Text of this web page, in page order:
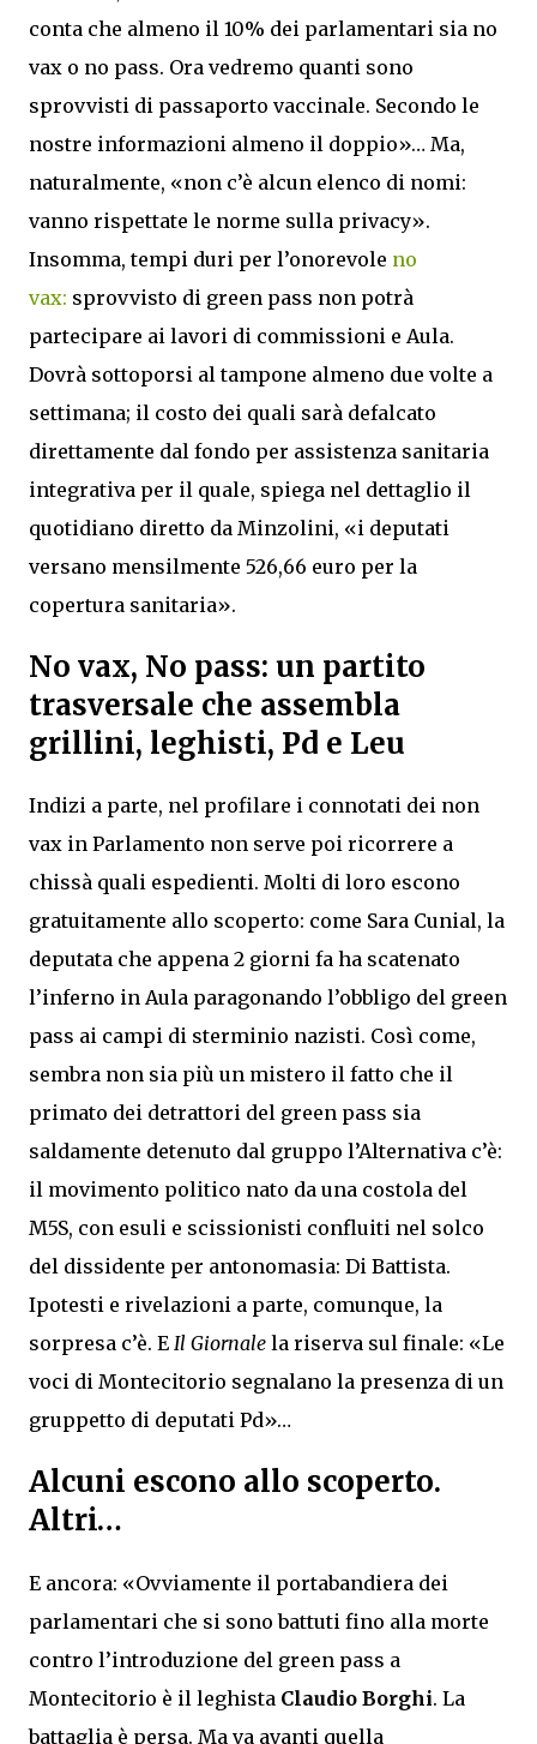
conta che almeno il 10% dei parlamentari sia no
vax o no pass. Ora vedremo quanti sono
sprovvisti di passaporto vaccinale. Secondo le
nostre informazioni almeno il doppio»… Ma,
naturalmente, «non c’è alcun elenco di nomi:
vanno rispettate le norme sulla privacy».
Insomma, tempi duri per l’onorevole no
vax: sprovvisto di green pass non potrà
partecipare ai lavori di commissioni e Aula.
Dovrà sottoporsi al tampone almeno due volte a
settimana; il costo dei quali sarà defalcato
direttamente dal fondo per assistenza sanitaria
integrativa per il quale, spiega nel dettaglio il
quotidiano diretto da Minzolini, «i deputati
versano mensilmente 526,66 euro per la
copertura sanitaria».
No vax, No pass: un partito
trasversale che assembla
grillini, leghisti, Pd e Leu
Indizi a parte, nel profilare i connotati dei non
vax in Parlamento non serve poi ricorrere a
chissà quali espedienti. Molti di loro escono
gratuitamente allo scoperto: come Sara Cunial, la
deputata che appena 2 giorni fa ha scatenato
l’inferno in Aula paragonando l’obbligo del green
pass ai campi di sterminio nazisti. Così come,
sembra non sia più un mistero il fatto che il
primato dei detrattori del green pass sia
saldamente detenuto dal gruppo l’Alternativa c’è:
il movimento politico nato da una costola del
M5S, con esuli e scissionisti confluiti nel solco
del dissidente per antonomasia: Di Battista.
Ipotesti e rivelazioni a parte, comunque, la
sorpresa c’è. E Il Giornale la riserva sul finale: «Le
voci di Montecitorio segnalano la presenza di un
gruppetto di deputati Pd»…
Alcuni escono allo scoperto.
Altri…
E ancora: «Ovviamente il portabandiera dei
parlamentari che si sono battuti fino alla morte
contro l’introduzione del green pass a
Montecitorio è il leghista Claudio Borghi. La
battaglia è persa. Ma va avanti quella